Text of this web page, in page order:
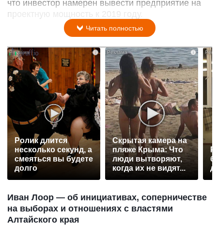
что инвестор намерен вывести предприятие на
проектную мощность к 2019 году.
Читать полностью
Ролик длится
несколько секунд, а
смеяться вы будете
долго
i
Скрытая камера на
пляже Крыма: Что
люди вытворяют,
когда их не видят...
Иван Лоор — об инициативах, соперничестве
на выборах и отношениях с властями
Алтайского края